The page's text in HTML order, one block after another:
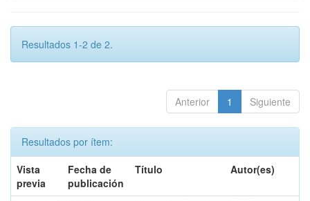
Resultados 1-2 de 2.
Anterior 1 Siguiente
Resultados por ítem:
Vista
previa
Fecha de
publicación
Título Autor(es)